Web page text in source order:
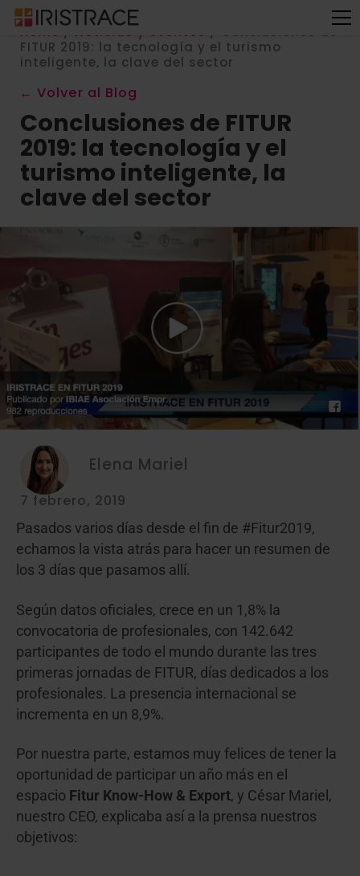
Home / Noticias y eventos /
Conclusiones de
FITUR 2019: la tecnología y el turismo
inteligente, la clave del sector
← Volver al Blog
Conclusiones de FITUR
2019: la tecnología y el
turismo inteligente, la
clave del sector
Elena Mariel
7 febrero, 2019
Pasados varios días desde el fin de #Fitur2019,
echamos la vista atrás para hacer un resumen de
los 3 días que pasamos allí.
Según datos oficiales, crece en un 1,8% la
convocatoria de profesionales, con 142.642
participantes de todo el mundo durante las tres
primeras jornadas de FITUR, días dedicados a los
profesionales. La presencia internacional se
incrementa en un 8,9%.
Por nuestra parte, estamos muy felices de tener la
oportunidad de participar un año más en el
espacio Fitur Know-How & Export, y César Mariel,
nuestro CEO, explicaba así a la prensa nuestros
objetivos: